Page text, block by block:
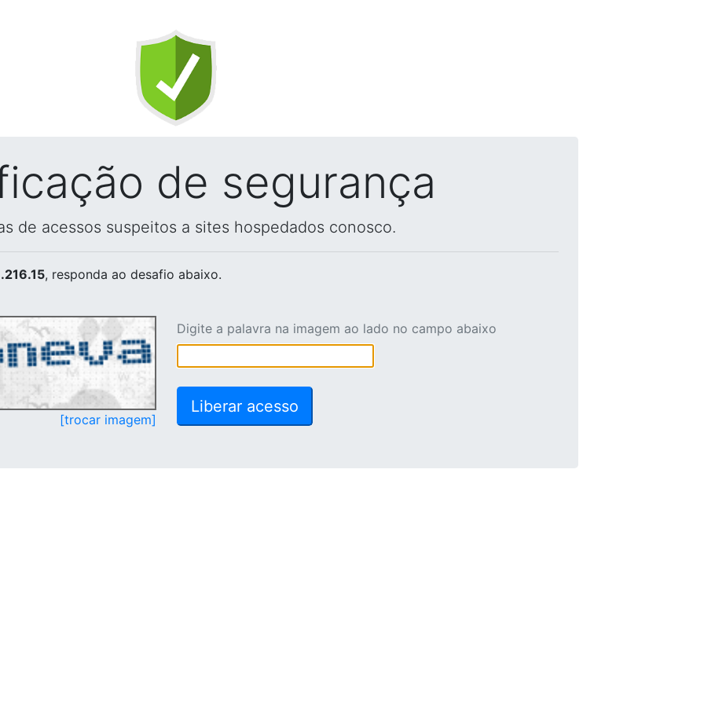
de segurança
de acessos suspeitos a sites hospedados conosco.
, responda ao desafio abaixo.
[trocar imagem]
Digite a palavra na imagem ao lado no campo abaixo